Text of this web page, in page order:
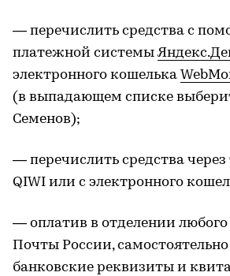
— перечислить средства с
платежной системы
электронного кошелька
(в выпадающем списке
Семенов);
— перечислить средства
QIWI или с электронного
— оплатив в отделении
Почты России,
банковские реквизиты и